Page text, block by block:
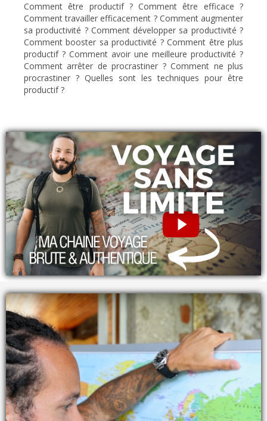
Comment être productif ? Comment être efficace ?
Comment travailler efficacement ? Comment augmenter
sa productivité ? Comment développer sa productivité ?
Comment booster sa productivité ? Comment être plus
productif ? Comment avoir une meilleure productivité ?
Comment arrêter de procrastiner ? Comment ne plus
procrastiner ? Quelles sont les techniques pour être
productif ?